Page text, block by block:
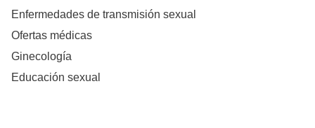
Enfermedades de transmisión sexual
Ofertas médicas
Ginecología
Educación sexual